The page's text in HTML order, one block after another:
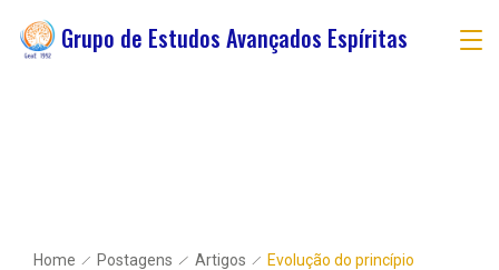
Grupo de Estudos Avançados Espíritas
Home Postagens Artigos Evolução do princípio